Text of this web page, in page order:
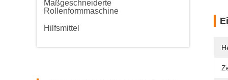
Maßgeschneiderte
Rollenformmaschine
Hilfsmittel